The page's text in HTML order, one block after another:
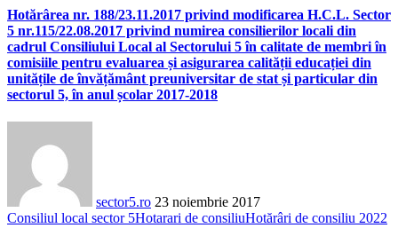
Hotărârea nr. 188/23.11.2017 privind modificarea H.C.L. Sector
5 nr.115/22.08.2017 privind numirea consilierilor locali din
cadrul Consiliului Local al Sectorului 5 în calitate de membri în
comisiile pentru evaluarea și asigurarea calității educației din
unitățile de învățământ preuniversitar de stat și particular din
sectorul 5, în anul școlar 2017-2018
sector5.ro 23 noiembrie 2017
Consiliul local sector 5Hotarari de consiliuHotărâri de consiliu 2022